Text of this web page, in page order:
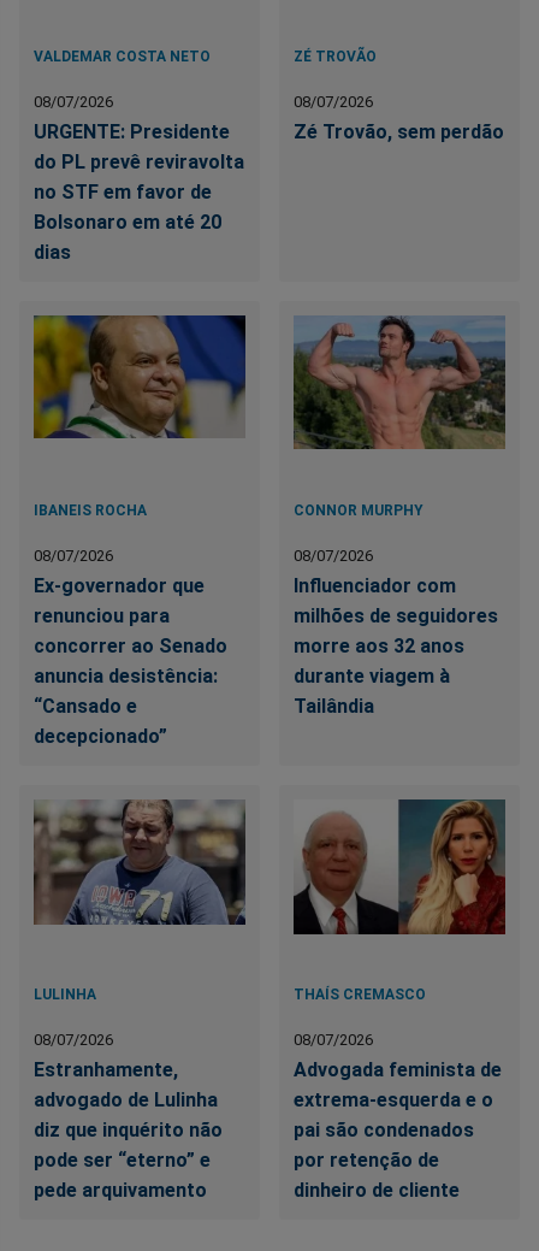
VALDEMAR COSTA NETO
08/07/2026
URGENTE: Presidente
do PL prevê reviravolta
no STF em favor de
Bolsonaro em até 20
dias
ZÉ TROVÃO
08/07/2026
Zé Trovão, sem perdão
IBANEIS ROCHA
08/07/2026
Ex-governador que
renunciou para
concorrer ao Senado
anuncia desistência:
“Cansado e
decepcionado”
CONNOR MURPHY
08/07/2026
Influenciador com
milhões de seguidores
morre aos 32 anos
durante viagem à
Tailândia
LULINHA
08/07/2026
Estranhamente,
advogado de Lulinha
diz que inquérito não
pode ser “eterno” e
pede arquivamento
THAÍS CREMASCO
08/07/2026
Advogada feminista de
extrema-esquerda e o
pai são condenados
por retenção de
dinheiro de cliente